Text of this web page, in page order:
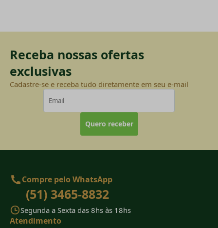
Receba nossas ofertas
exclusivas
Cadastre-se e receba tudo diretamente em seu e-mail
Quero receber
Compre pelo WhatsApp
(51) 3465-8832
Segunda a Sexta das 8hs às 18hs
Atendimento